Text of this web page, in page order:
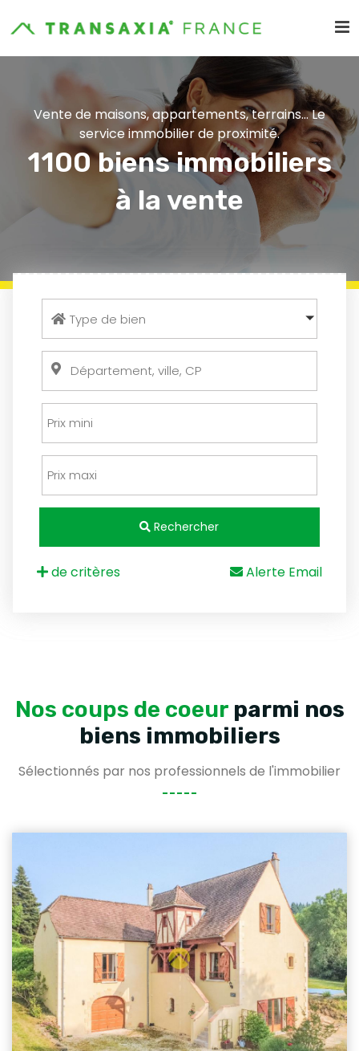
Vente de maisons, appartements, terrains... Le
service immobilier de proximité.
1100 biens immobiliers
à la vente
Type de bien
Rechercher
de critères Alerte Email
Nos coups de coeur parmi nos
biens immobiliers
Sélectionnés par nos professionnels de l'immobilier